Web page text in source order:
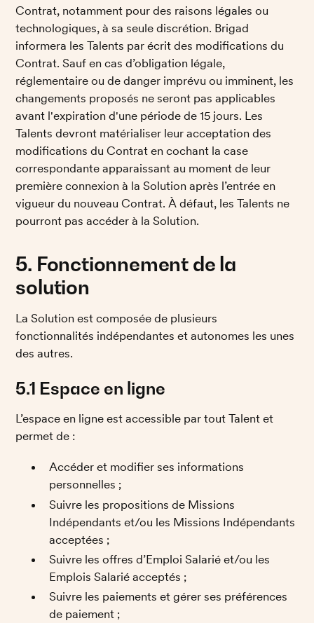
Contrat, notamment pour des raisons légales ou
technologiques, à sa seule discrétion. Brigad
informera les Talents par écrit des modifications du
Contrat. Sauf en cas d’obligation légale,
réglementaire ou de danger imprévu ou imminent, les
changements proposés ne seront pas applicables
avant l'expiration d'une période de 15 jours. Les
Talents devront matérialiser leur acceptation des
modifications du Contrat en cochant la case
correspondante apparaissant au moment de leur
première connexion à la Solution après l’entrée en
vigueur du nouveau Contrat. À défaut, les Talents ne
pourront pas accéder à la Solution.
5. Fonctionnement de la
solution
La Solution est composée de plusieurs
fonctionnalités indépendantes et autonomes les unes
des autres.
5.1 Espace en ligne
L’espace en ligne est accessible par tout Talent et
permet de :
Accéder et modifier ses informations
personnelles ;
Suivre les propositions de Missions
Indépendants et/ou les Missions Indépendants
acceptées ;
Suivre les offres d’Emploi Salarié et/ou les
Emplois Salarié acceptés ;
Suivre les paiements et gérer ses préférences
de paiement ;